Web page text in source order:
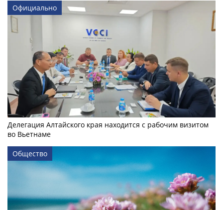
Официально
Делегация Алтайского края находится с рабочим визитом
во Вьетнаме
Общество